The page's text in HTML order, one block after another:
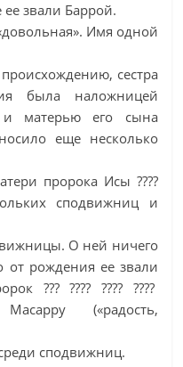
звали Баррой.
Имя одной
сестра
была наложницей
и матерью его сына
еще несколько
пророка Исы ????
сподвижниц и
О ней ничего
от рождения ее звали
??? ???? ???? ????
(«радость,
сподвижниц.